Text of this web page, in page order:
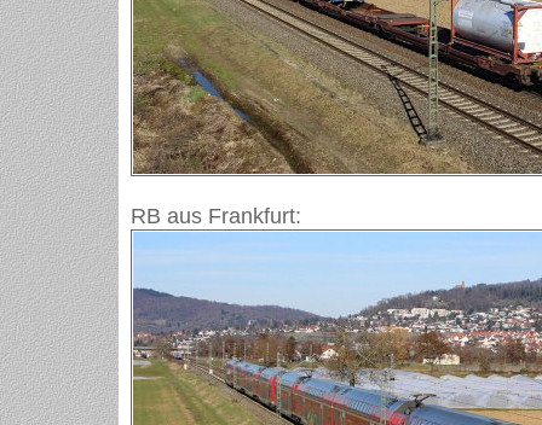
RB aus Frankfurt: